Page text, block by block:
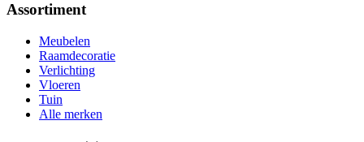
Assortiment
Meubelen
Raamdecoratie
Verlichting
Vloeren
Tuin
Alle merken